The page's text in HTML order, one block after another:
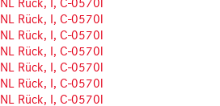
NL Rück, I, C-0570l
NL Rück, I, C-0570l
NL Rück, I, C-0570l
NL Rück, I, C-0570l
NL Rück, I, C-0570l
NL Rück, I, C-0570l